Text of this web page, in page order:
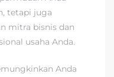
tetapi juga
mitra bisnis dan
usaha Anda.
Anda